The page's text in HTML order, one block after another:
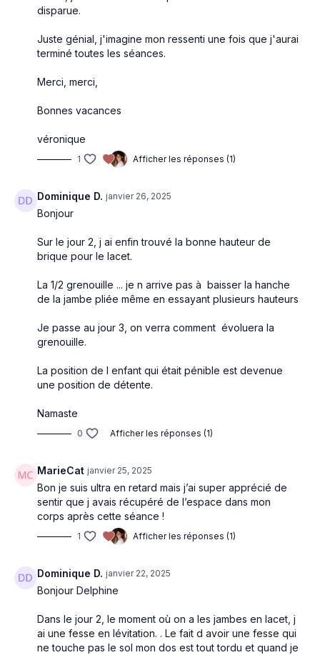
disparue.
Juste génial, j'imagine mon ressenti une fois que j'aurai
terminé toutes les séances.
Merci, merci,
Bonnes vacances
véronique
1 Afficher les réponses (1)
Dominique D. janvier 26, 2025
Bonjour
Sur le jour 2, j ai enfin trouvé la bonne hauteur de
brique pour le lacet.
La 1/2 grenouille ... je n arrive pas à baisser la hanche
de la jambe pliée même en essayant plusieurs hauteurs
Je passe au jour 3, on verra comment évoluera la
grenouille.
La position de l enfant qui était pénible est devenue
une position de détente.
Namaste
0 Afficher les réponses (1)
MarieCat janvier 25, 2025
Bon je suis ultra en retard mais j’ai super apprécié de
sentir que j avais récupéré de l’espace dans mon
corps après cette séance !
1 Afficher les réponses (1)
Dominique D. janvier 22, 2025
Bonjour Delphine
Dans le jour 2, le moment où on a les jambes en lacet, j
ai une fesse en lévitation. . Le fait d avoir une fesse qui
ne touche pas le sol mon dos est tout tordu et quand je